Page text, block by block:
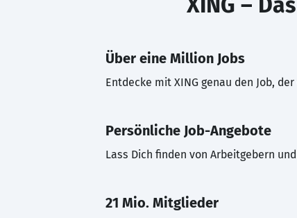
Über eine Million Jobs
Entdecke mit XING genau den Job,
Persönliche Job-Angebote
Lass Dich finden von Arbeitgebern
21 Mio. Mitglieder